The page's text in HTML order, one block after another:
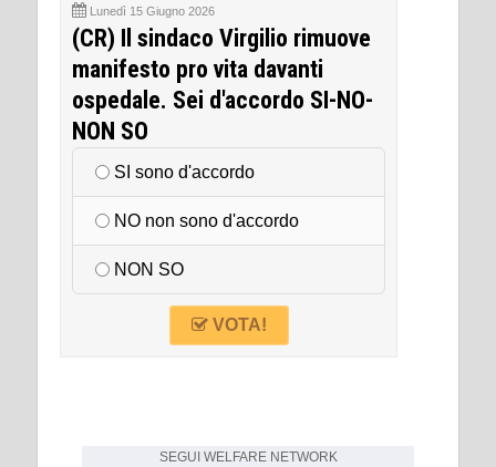
Lunedì 15 Giugno 2026
(CR) Il sindaco Virgilio rimuove
manifesto pro vita davanti
ospedale. Sei d'accordo SI-NO-
NON SO
SI sono d'accordo
NO non sono d'accordo
NON SO
VOTA!
SEGUI WELFARE NETWORK